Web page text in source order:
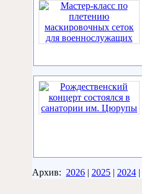
Архив: 2026 | 2025 | 2024 |